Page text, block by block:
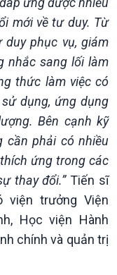
mới về tư duy. Từ
phục vụ, giám
nhắc sang lối làm
thức làm việc có
dụng, ứng dụng
Bên cạnh kỹ
cần phải có nhiều
ứng trong các
thay đổi.”Tiến sĩ
viện trưởng Viện
Học viện Hành
chính và quản trị